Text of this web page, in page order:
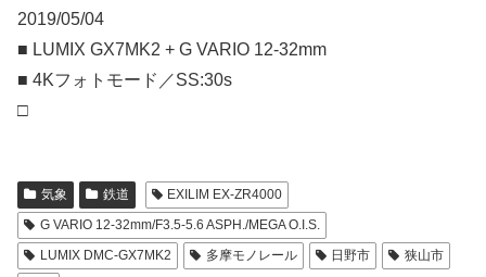
2019/05/04
■ LUMIX GX7MK2 + G VARIO 12-32mm
■ 4Kフォトモード／SS:30s
□
気象 鉄道
EXILIM EX-ZR4000
G VARIO 12-32mm/F3.5-5.6 ASPH./MEGA O.I.S.
LUMIX DMC-GX7MK2
多摩モノレール 日野市
狭山市